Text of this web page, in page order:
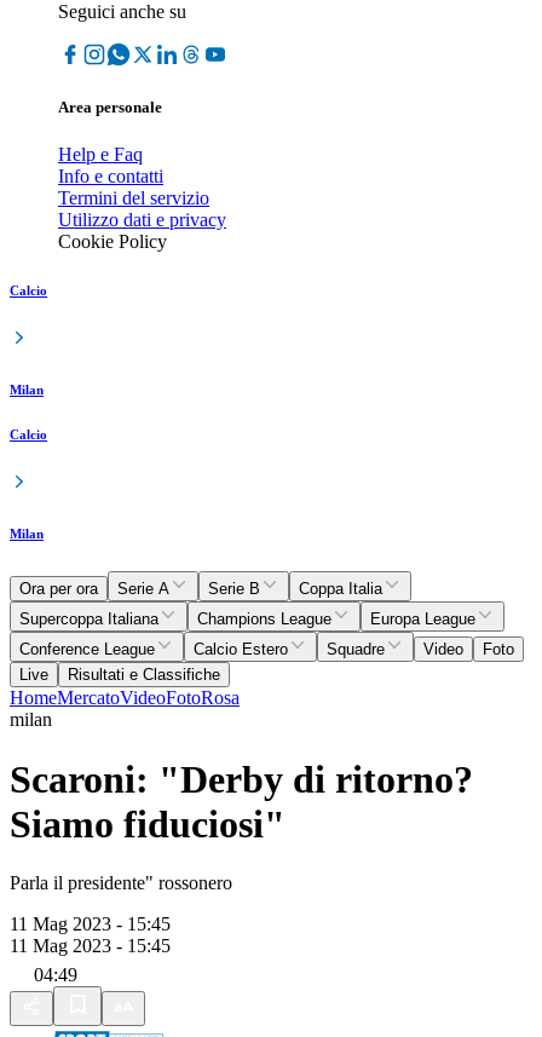
Seguici anche su
Area personale
Help e Faq
Info e contatti
Termini del servizio
Utilizzo dati e privacy
Cookie Policy
Calcio
Milan
Calcio
Milan
Ora per ora Serie A Serie B
Coppa Italia
Supercoppa Italiana
Champions League
Europa League
Conference League
Calcio Estero Squadre Video
Foto
Live
Risultati e Classifiche
HomeMercatoVideoFotoRosa
milan
Scaroni: "Derby di ritorno?
Siamo fiduciosi"
Parla il presidente" rossonero
11 Mag 2023 - 15:45
11 Mag 2023 - 15:45
04:49